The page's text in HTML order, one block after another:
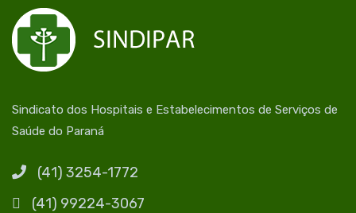
Sindicato dos Hospitais e Estabelecimentos de Serviços de
Saúde do Paraná
(41) 3254-1772
(41) 99224-3067